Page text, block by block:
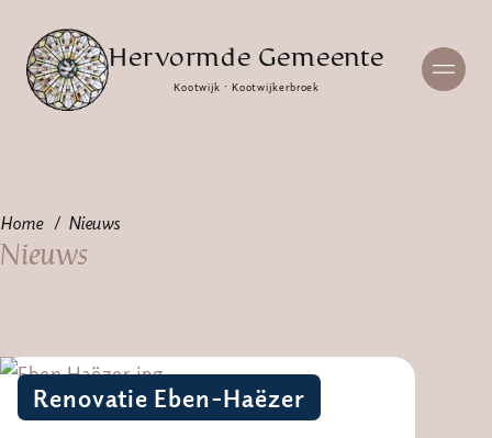
Hervormde Gemeente
Kootwijk · Kootwijkerbroek
Home Nieuws
Nieuws
Renovatie Eben-Haëzer